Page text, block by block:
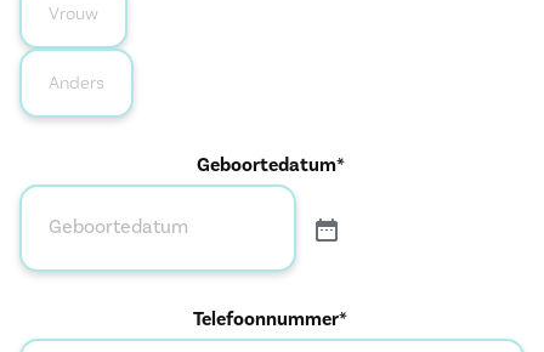
Vrouw
Anders
Geboortedatum*
Telefoonnummer*